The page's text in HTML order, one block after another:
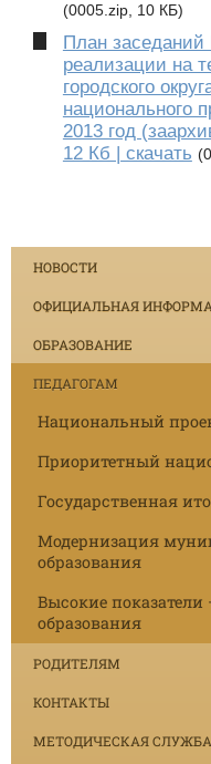
(0005.zip, 10 КБ)
План заседаний
реализации на
городского
национального
2013 год
12 Кб | скачать
НОВОСТИ
ОФИЦИАЛЬНАЯ
ОБРАЗОВАНИЕ
ПЕДАГОГАМ
Национальный
Приоритетный
Государственная
Модернизация
образования
Высокие
образования
РОДИТЕЛЯМ
КОНТАКТЫ
МЕТОДИЧЕСКАЯ СЛУЖБА